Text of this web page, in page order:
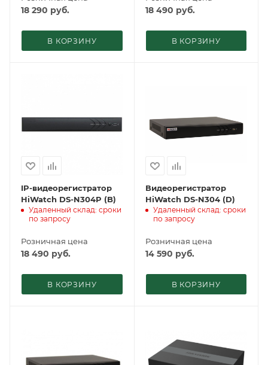
18 290 руб.
В КОРЗИНУ
18 490 руб.
В КОРЗИНУ
IP-видеорегистратор
HiWatch DS-N304P (B)
Удаленный склад: сроки
по запросу
Розничная цена
18 490 руб.
В КОРЗИНУ
Видеорегистратор
HiWatch DS-N304 (D)
Удаленный склад: сроки
по запросу
Розничная цена
14 590 руб.
В КОРЗИНУ